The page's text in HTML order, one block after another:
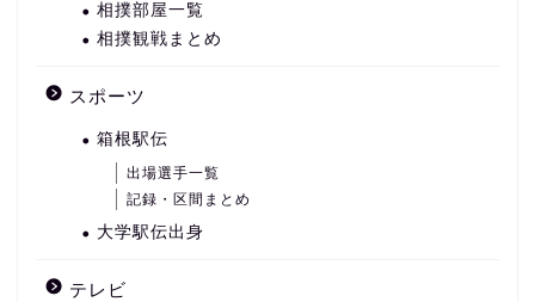
相撲部屋一覧
相撲観戦まとめ
スポーツ
箱根駅伝
出場選手一覧
記録・区間まとめ
大学駅伝出身
テレビ